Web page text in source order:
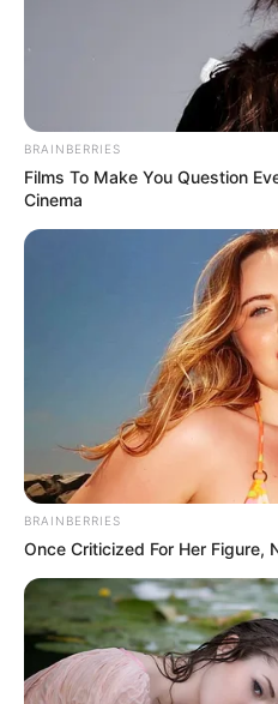
ORIENTE ANTIOQUEÑO
MANTÉNGASE EN
Tenemos
interesan.
favor, active
ACTIVAR AHORA
TEMAS
EMERGENCIAS POR
ELECCIONES
MARINILLA -
YONDÓ - ANTIOQUIA
BRAINBERRIES
Films To Make You Question
Cinema
BRAINBERRIES
Once Criticized For Her Figure,